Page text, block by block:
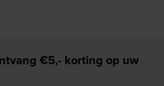
€5,- korting op uw